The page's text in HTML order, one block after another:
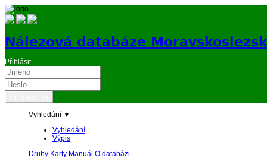
Nálezová databáze
Přihlásit
Vyhledání ▼
Vyhledání
Výpis
Druhy Karty Manuál O databázi